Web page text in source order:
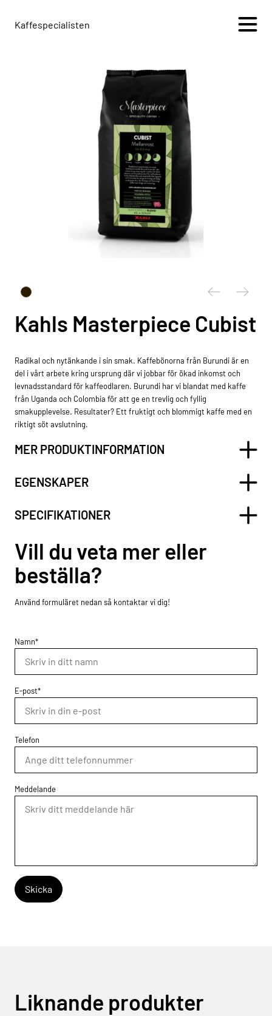
Kaffespecialisten
+
Kahls Masterpiece Cubist
Radikal och nytänkande i sin smak. Kaffebönorna från Burundi är en
del i vårt arbete kring ursprung där vi jobbar för ökad inkomst och
levnadsstandard för kaffeodlaren. Burundi har vi blandat med kaffe
från Uganda och Colombia för att ge en trevlig och fyllig
smakupplevelse. Resultater? Ett fruktigt och blommigt kaffe med en
riktigt söt avslutning.
MER PRODUKTINFORMATION
EGENSKAPER
SPECIFIKATIONER
Vill du veta mer eller
beställa?
Använd formuläret nedan så kontaktar vi dig!
Namn*
E-post*
Telefon
Meddelande
Liknande produkter